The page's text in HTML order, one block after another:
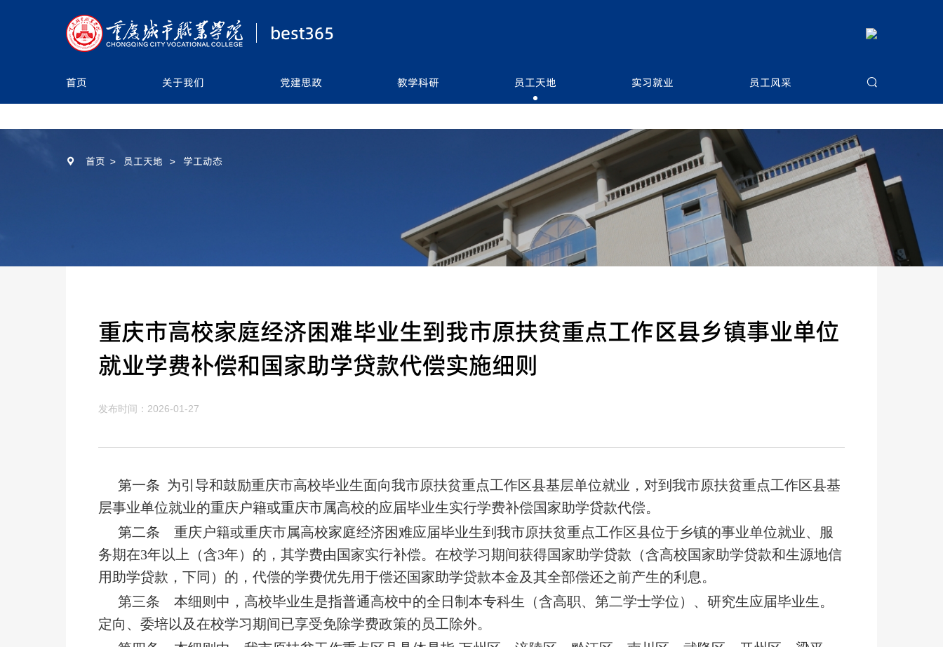
best365
首页 关于我们 党建思政 教学科研 员工天地 实习就业 员工风采 
 首页 > 员工天地 > 学工动态
重庆市高校家庭经济困难毕业生到我市原扶贫重点工作区县乡镇事业单位
就业学费补偿和国家助学贷款代偿实施细则
发布时间：2026-01-27
第一条 为引导和鼓励重庆市高校毕业生面向我市原扶贫重点工作区县基层单位就业，对到我市原扶贫重点工作区县基
层事业单位就业的重庆户籍或重庆市属高校的应届毕业生实行学费补偿国家助学贷款代偿。
第二条 重庆户籍或重庆市属高校家庭经济困难应届毕业生到我市原扶贫重点工作区县位于乡镇的事业单位就业、服
务期在3年以上（含3年）的，其学费由国家实行补偿。在校学习期间获得国家助学贷款（含高校国家助学贷款和生源地信
用助学贷款，下同）的，代偿的学费优先用于偿还国家助学贷款本金及其全部偿还之前产生的利息。
第三条 本细则中，高校毕业生是指普通高校中的全日制本专科生（含高职、第二学士学位）、研究生应届毕业生。
定向、委培以及在校学习期间已享受免除学费政策的员工除外。